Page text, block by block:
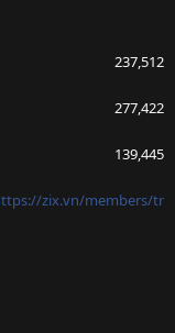
237,512
277,422
139,445
zix.vn/members/tr